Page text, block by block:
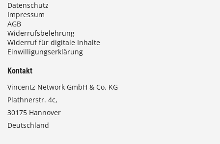
Datenschutz
Impressum
AGB
Widerrufsbelehrung
Widerruf für digitale Inhalte
Einwilligungserklärung
Kontakt
Vincentz Network GmbH & Co. KG
Plathnerstr. 4c,
30175 Hannover
Deutschland